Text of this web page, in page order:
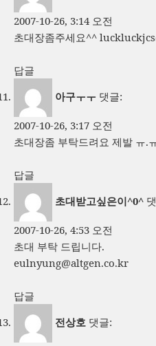
2007-10-26, 3:14 오전
초대장좀주세요^^
답글
아구ㅜㅜ 댓글:
2007-10-26, 3:17 오전
초대장좀 부탁드려요 제발 ㅠ.
답글
초대받고싶은이^0^
2007-10-26, 4:53 오전
초대 부탁 드립니다.
eulnyung@altgen.co.kr
답글
전상호 댓글: